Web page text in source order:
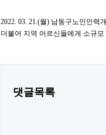
2022. 03. 21.(월) 남동구노인인
더불어 지역 어르신들에게 소규
댓글목록